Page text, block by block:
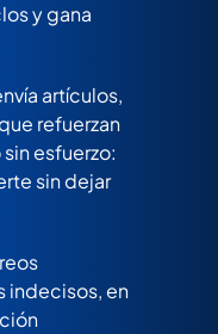
y gana
artículos,
refuerzan
esfuerzo:
sin dejar
indecisos, en